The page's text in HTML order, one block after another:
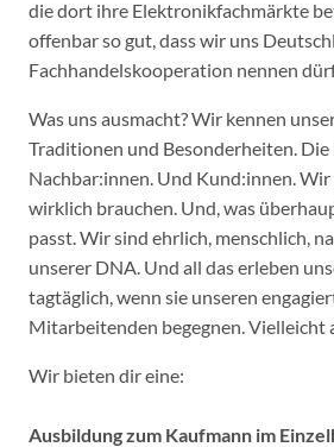
die dort ihre Elektronikfachmärkte
offenbar so gut, dass wir uns
Fachhandelskooperation nennen
Was uns ausmacht? Wir kennen
Traditionen und Besonderheiten.
Nachbar:innen. Und Kund:innen. Wir
wirklich brauchen. Und, was
passt. Wir sind ehrlich, menschlich,
unserer DNA. Und all das erleben
tagtäglich, wenn sie unseren
Mitarbeitenden begegnen. Vielleicht
Wir bieten dir eine:
Ausbildung zum Kaufmann im